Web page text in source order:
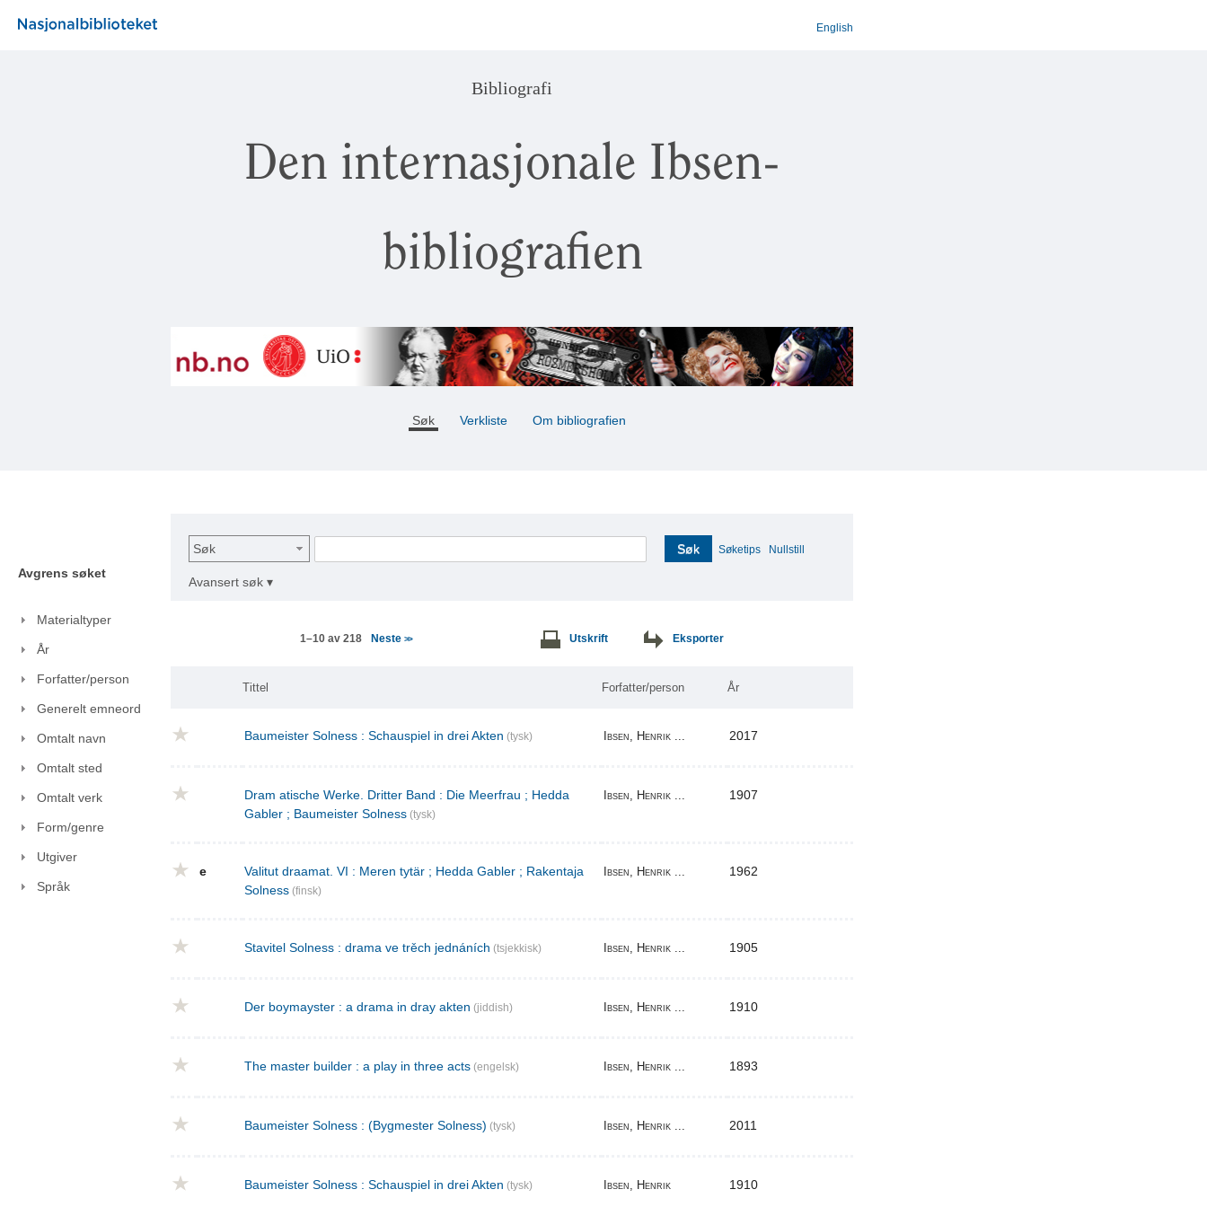
English
Bibliografi
Den internasjonale Ibsen-
bibliografien
Søk Verkliste Om bibliografien
Avgrens søket
Materialtyper
År
Forfatter/person
Generelt emneord
Omtalt navn
Omtalt sted
Omtalt verk
Form/genre
Utgiver
Språk
Søk Søk Søketips Nullstill
Avansert søk ▾
1–10 av 218 Neste >> Utskrift Eksporter
Tittel Forfatter/person År
Baumeister Solness : Schauspiel in drei Akten (tysk) Ibsen, Henrik ... 2017
Dram atische Werke. Dritter Band : Die Meerfrau ; Hedda
Gabler ; Baumeister Solness (tysk)
Ibsen, Henrik ... 1907
e
Valitut draamat. VI : Meren tytär ; Hedda Gabler ; Rakentaja
Solness (finsk)
Ibsen, Henrik ... 1962
Stavitel Solness : drama ve trěch jednáních (tsjekkisk) Ibsen, Henrik ... 1905
Der boymayster : a drama in dray akten (jiddish) Ibsen, Henrik ... 1910
The master builder : a play in three acts (engelsk) Ibsen, Henrik ... 1893
Baumeister Solness : (Bygmester Solness) (tysk) Ibsen, Henrik ... 2011
Baumeister Solness : Schauspiel in drei Akten (tysk) Ibsen, Henrik 1910